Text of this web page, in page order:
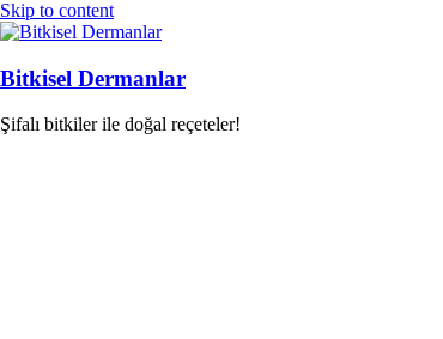
Skip to content
Bitkisel Dermanlar
Şifalı bitkiler ile doğal reçeteler!